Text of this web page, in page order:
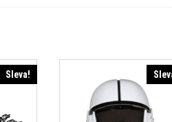
Sleva!